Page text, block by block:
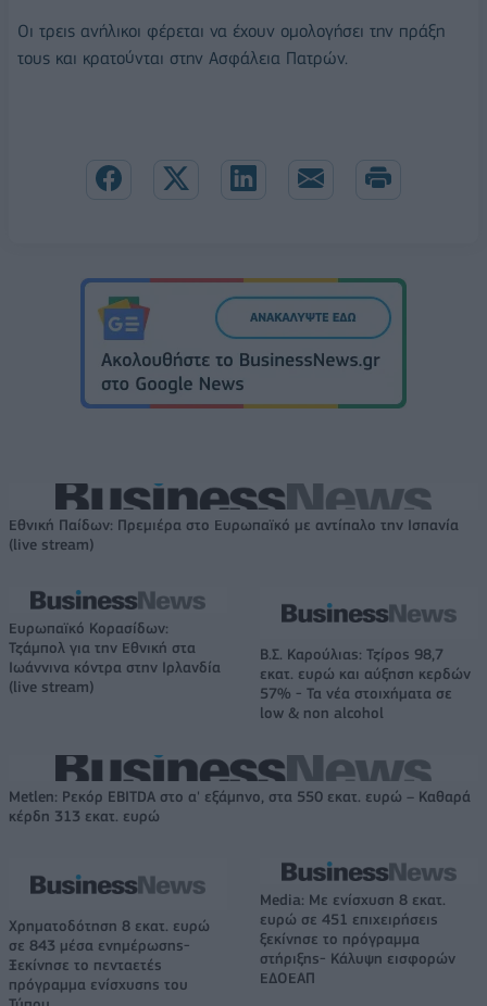
Οι τρεις ανήλικοι φέρεται να έχουν ομολογήσει την πράξη
τους και κρατούνται στην Ασφάλεια Πατρών.
Εθνική Παίδων: Πρεμιέρα στο Ευρωπαϊκό με αντίπαλο την Ισπανία
(live stream)
Ευρωπαϊκό Κορασίδων:
Τζάμπολ για την Εθνική στα
Ιωάννινα κόντρα στην Ιρλανδία
(live stream)
Β.Σ. Καρούλιας: Τζίρος 98,7
εκατ. ευρώ και αύξηση κερδών
57% - Τα νέα στοιχήματα σε
low & non alcohol
Metlen: Ρεκόρ EBITDA στο α' εξάμηνο, στα 550 εκατ. ευρώ – Καθαρά
κέρδη 313 εκατ. ευρώ
Χρηματοδότηση 8 εκατ. ευρώ
σε 843 μέσα ενημέρωσης-
Ξεκίνησε το πενταετές
πρόγραμμα ενίσχυσης του
Media: Με ενίσχυση 8 εκατ.
ευρώ σε 451 επιχειρήσεις
ξεκίνησε το πρόγραμμα
στήριξης- Κάλυψη εισφορών
ΕΔΟΕΑΠ